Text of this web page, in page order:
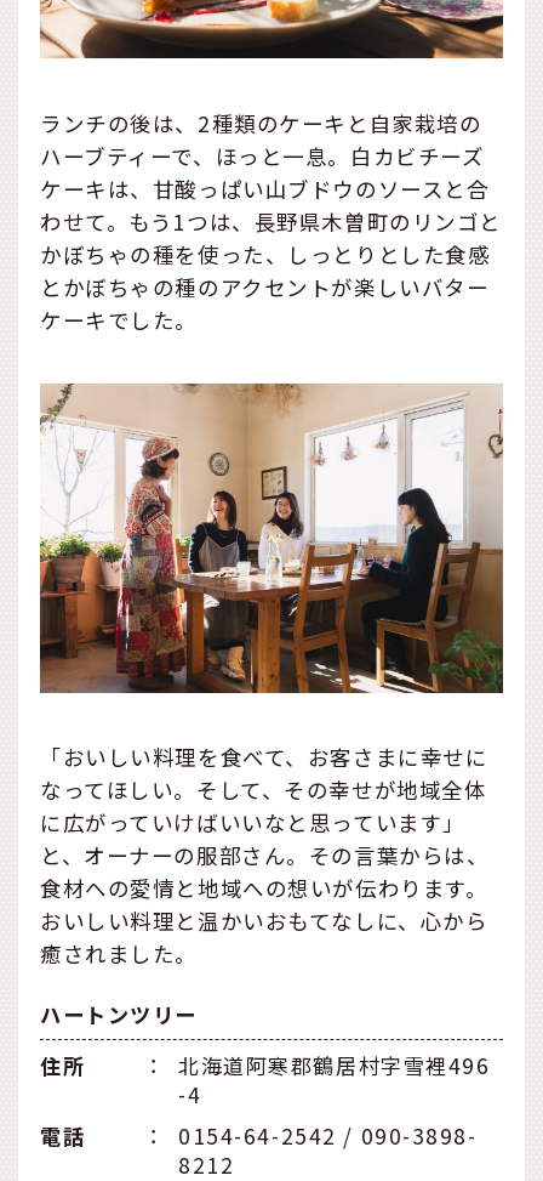
ランチの後は、2種類のケーキと自家栽培の
ハーブティーで、ほっと一息。白カビチーズ
ケーキは、甘酸っぱい山ブドウのソースと合
わせて。もう1つは、長野県木曽町のリンゴと
かぼちゃの種を使った、しっとりとした食感
とかぼちゃの種のアクセントが楽しいバター
ケーキでした。
「おいしい料理を食べて、お客さまに幸せに
なってほしい。そして、その幸せが地域全体
に広がっていけばいいなと思っています」
と、オーナーの服部さん。その言葉からは、
食材への愛情と地域への想いが伝わります。
おいしい料理と温かいおもてなしに、心から
癒されました。
ハートンツリー
住所
：
北海道阿寒郡鶴居村字雪裡496
-4
電話
：
0154-64-2542 / 090-3898-
8212